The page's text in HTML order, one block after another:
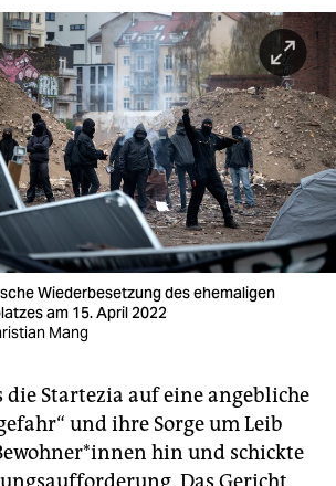
Wiederbesetzung des ehemaligen
am 15. April 2022
Mang
die Startezia auf eine angebliche
und ihre Sorge um Leib
hin und schickte